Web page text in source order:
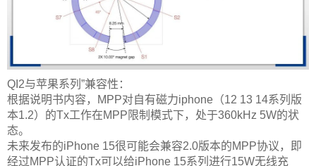
QI2与苹果系列”兼容性：
根据说明书内容，MPP对自有磁力iphone（12 13 14系列版
本1.2）的Tx工作在MPP限制模式下，处于360kHz 5W的状
态。
未来发布的iPhone 15很可能会兼容2.0版本的MPP协议，即
经过MPP认证的Tx可以给iPhone 15系列进行15W无线充